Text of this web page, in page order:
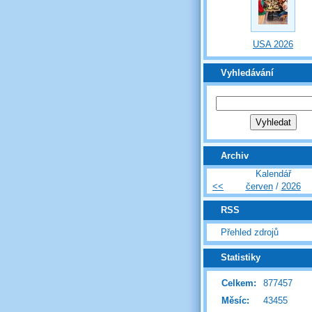
USA 2026
Vyhledávání
Archiv
Kalendář
<<
červen/ 2026
RSS
Přehled zdrojů
Statistiky
Celkem:
877457
Měsíc:
43455